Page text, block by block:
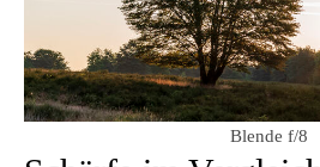
Blende f/8